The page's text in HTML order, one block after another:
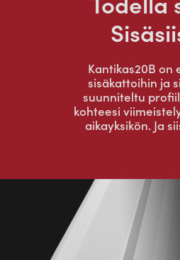
Kantikas20B on
sisäkattoihin ja
suunniteltu
kohteesi
aikayksikön. Ja